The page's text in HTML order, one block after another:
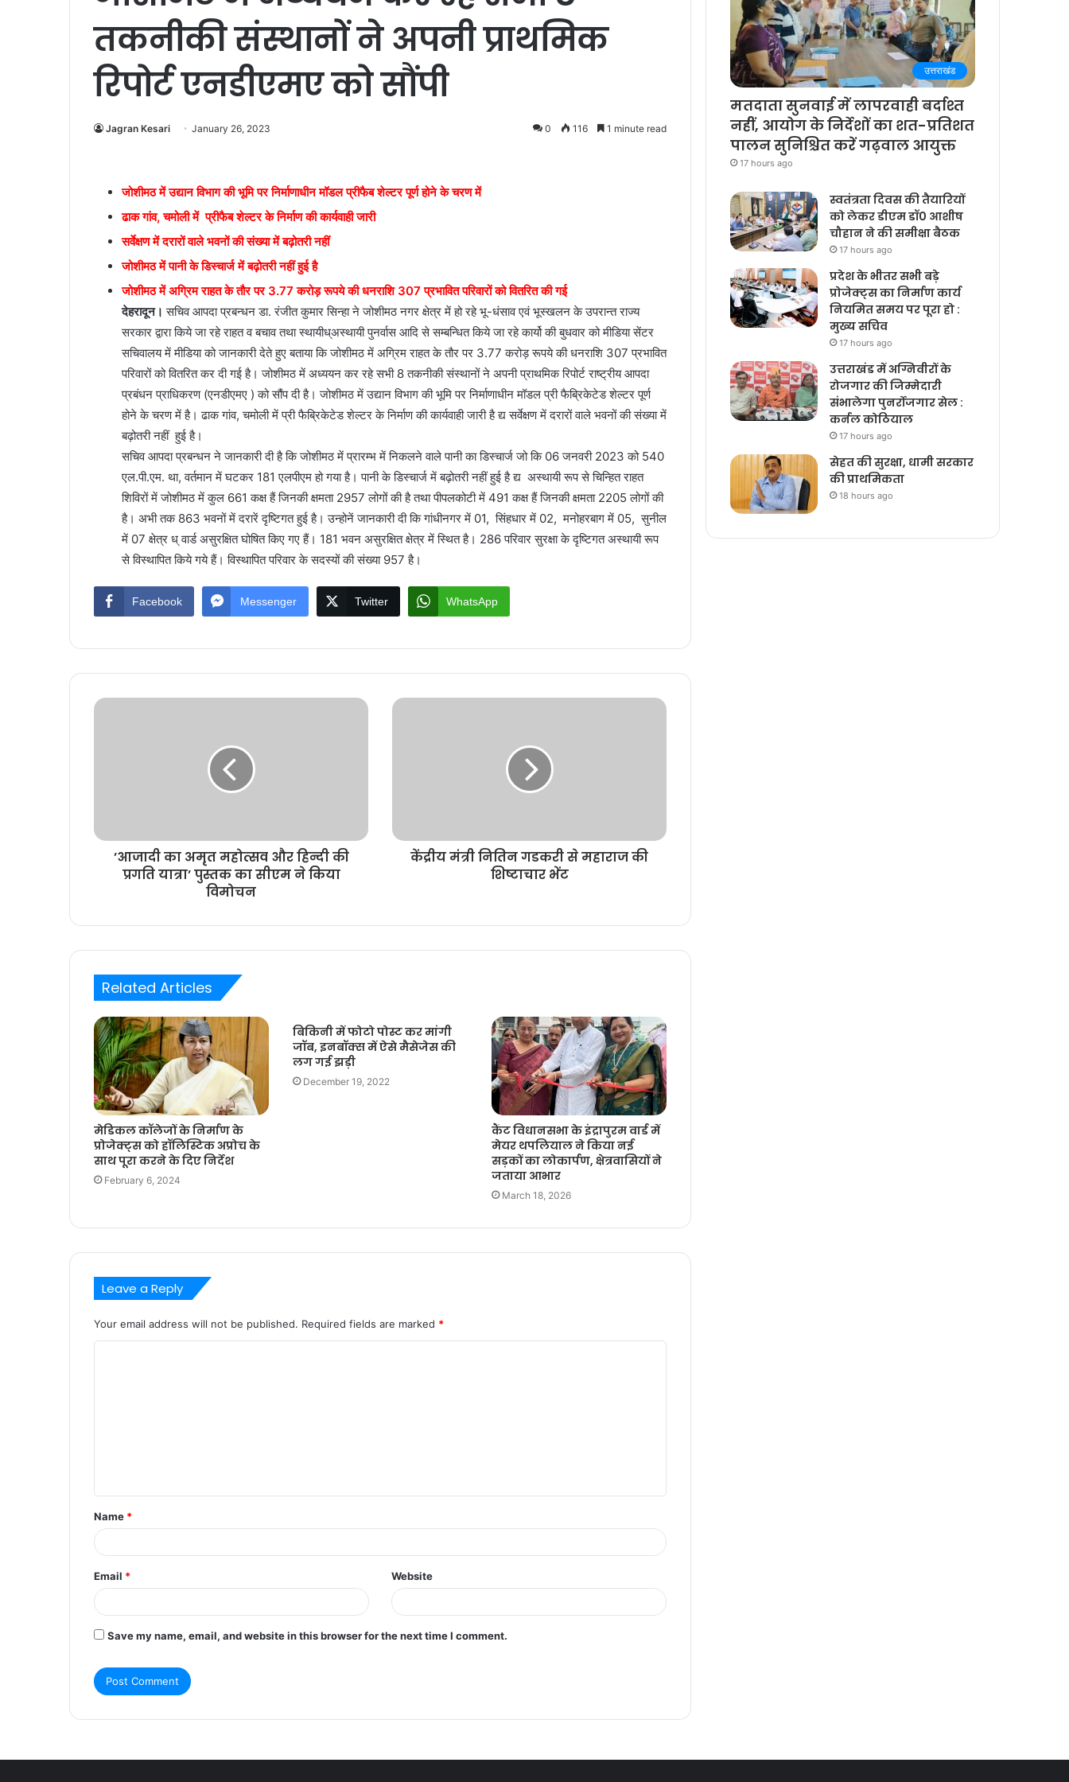
तकनीकी संस्थानों ने अपनी प्राथमिक
रिपोर्ट एनडीएमए को सौंपी
Jagran Kesari January 26, 2023 0 116 1 minute read
जोशीमठ में उद्यान विभाग की भूमि पर निर्माणाधीन मॉडल प्रीफैब शेल्टर पूर्ण होने के चरण में
ढाक गांव, चमोली में प्रीफैब शेल्टर के निर्माण की कार्यवाही जारी
सर्वेक्षण में दरारों वाले भवनों की संख्या में बढ़ोतरी नहीं
जोशीमठ में पानी के डिस्चार्ज में बढ़ोतरी नहीं हुई है
जोशीमठ में अग्रिम राहत के तौर पर 3.77 करोड़ रूपये की धनराशि 307 प्रभावित परिवारों को वितरित की गई
देहरादून। सचिव आपदा प्रबन्धन डा. रंजीत कुमार सिन्हा ने जोशीमठ नगर क्षेत्र में हो रहे भू-धंसाव एवं भूस्खलन के उपरान्त राज्य
सरकार द्वारा किये जा रहे राहत व बचाव तथा स्थायीध्अस्थायी पुनर्वास आदि से सम्बन्धित किये जा रहे कार्यो की बुधवार को मीडिया सेंटर
सचिवालय में मीडिया को जानकारी देते हुए बताया कि जोशीमठ में अग्रिम राहत के तौर पर 3.77 करोड़ रूपये की धनराशि 307 प्रभावित
परिवारों को वितरित कर दी गई है। जोशीमठ में अध्ययन कर रहे सभी 8 तकनीकी संस्थानों ने अपनी प्राथमिक रिपोर्ट राष्ट्रीय आपदा
प्रबंधन प्राधिकरण (एनडीएमए ) को सौंप दी है। जोशीमठ में उद्यान विभाग की भूमि पर निर्माणाधीन मॉडल प्री फैब्रिकेटेड शेल्टर पूर्ण
होने के चरण में है। ढाक गांव, चमोली में प्री फैब्रिकेटेड शेल्टर के निर्माण की कार्यवाही जारी है द्य सर्वेक्षण में दरारों वाले भवनों की संख्या में
बढ़ोतरी नहीं हुई है।
सचिव आपदा प्रबन्धन ने जानकारी दी है कि जोशीमठ में प्रारम्भ में निकलने वाले पानी का डिस्चार्ज जो कि 06 जनवरी 2023 को 540
एल.पी.एम. था, वर्तमान में घटकर 181 एलपीएम हो गया है। पानी के डिस्चार्ज में बढ़ोतरी नहीं हुई है द्य अस्थायी रूप से चिन्हित राहत
शिविरों में जोशीमठ में कुल 661 कक्ष हैं जिनकी क्षमता 2957 लोगों की है तथा पीपलकोटी में 491 कक्ष हैं जिनकी क्षमता 2205 लोगों की
है। अभी तक 863 भवनों में दरारें दृष्टिगत हुई है। उन्होनें जानकारी दी कि गांधीनगर में 01, सिंहधार में 02, मनोहरबाग में 05, सुनील
में 07 क्षेत्र ध् वार्ड असुरक्षित घोषित किए गए हैं। 181 भवन असुरक्षित क्षेत्र में स्थित है। 286 परिवार सुरक्षा के दृष्टिगत अस्थायी रूप
से विस्थापित किये गये हैं। विस्थापित परिवार के सदस्यों की संख्या 957 है।
Facebook Messenger Twitter WhatsApp
’आजादी का अमृत महोत्सव और हिन्दी की
प्रगति यात्रा’ पुस्तक का सीएम ने किया
विमोचन
केंद्रीय मंत्री नितिन गडकरी से महाराज की
शिष्टाचार भेंट
Related Articles
मेडिकल कॉलेजों के निर्माण के
प्रोजेक्ट्स को हॉलिस्टिक अप्रोच के
साथ पूरा करने के दिए निर्देश
February 6, 2024
बिकिनी में फोटो पोस्ट कर मांगी
जॉब, इनबॉक्स में ऐसे मैसेजेस की
लग गई झड़ी
December 19, 2022
कैंट विधानसभा के इंद्रापुरम वार्ड में
मेयर थपलियाल ने किया नई
सड़कों का लोकार्पण, क्षेत्रवासियों ने
जताया आभार
March 18, 2026
Leave a Reply
Your email address will not be published. Required fields are marked *
t
*
Name *
Email * Website
Save my name, email, and website in this browser for the next time I comment.
उत्तराखंड
मतदाता सुनवाई में लापरवाही बर्दाश्त
नहीं, आयोग के निर्देशों का शत-प्रतिशत
पालन सुनिश्चित करें गढ़वाल आयुक्त
17 hours ago
स्वतंत्रता दिवस की तैयारियों
को लेकर डीएम डॉ0 आशीष
चौहान ने की समीक्षा बैठक
17 hours ago
प्रदेश के भीतर सभी बड़े
प्रोजेक्ट्स का निर्माण कार्य
नियमित समय पर पूरा हो :
मुख्य सचिव
17 hours ago
उत्तराखंड में अग्निवीरों के
रोजगार की जिम्मेदारी
संभालेगा पुनर्रोजगार सेल :
कर्नल कोठियाल
17 hours ago
सेहत की सुरक्षा, धामी सरकार
की प्राथमिकता
18 hours ago